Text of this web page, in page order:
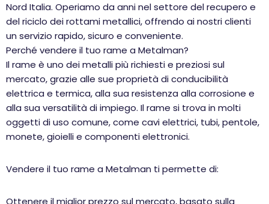
Nord Italia. Operiamo da anni nel settore del recupero e
del riciclo dei rottami metallici, offrendo ai nostri clienti
un servizio rapido, sicuro e conveniente.
Perché vendere il tuo rame a Metalman?
Il rame è uno dei metalli più richiesti e preziosi sul
mercato, grazie alle sue proprietà di conducibilità
elettrica e termica, alla sua resistenza alla corrosione e
alla sua versatilità di impiego. Il rame si trova in molti
oggetti di uso comune, come cavi elettrici, tubi, pentole,
monete, gioielli e componenti elettronici.
Vendere il tuo rame a Metalman ti permette di:
Ottenere il miglior prezzo sul mercato, basato sulla